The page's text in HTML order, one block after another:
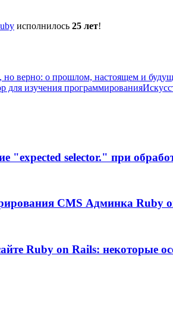
исполнилось 25 лет!
но верно: о прошлом, настоящем и
для изучения программирования
"expected selector." при
CMS Админка Ruby
Ruby on Rails: некоторые